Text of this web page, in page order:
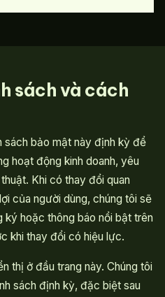
sách và cách
sách bảo mật này định kỳ để
hoạt động kinh doanh, yêu
Khi có thay đổi quan
của người dùng, chúng tôi sẽ
ký hoặc thông báo nổi bật trên
khi thay đổi có hiệu lực.
thị ở đầu trang này. Chúng tôi
sách định kỳ, đặc biệt sau